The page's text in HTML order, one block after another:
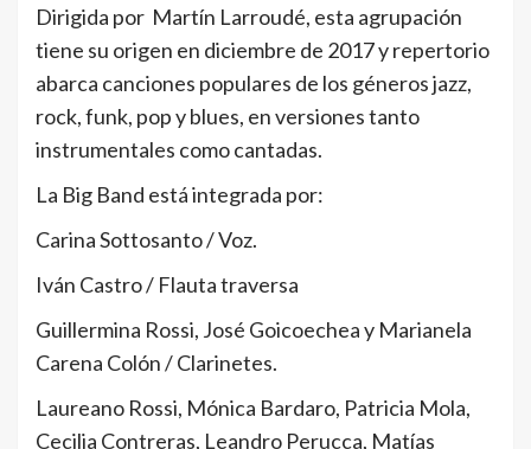
Dirigida por Martín Larroudé, esta agrupación
tiene su origen en diciembre de 2017 y repertorio
abarca canciones populares de los géneros jazz,
rock, funk, pop y blues, en versiones tanto
instrumentales como cantadas.
La Big Band está integrada por:
Carina Sottosanto / Voz.
Iván Castro / Flauta traversa
Guillermina Rossi, José Goicoechea y Marianela
Carena Colón / Clarinetes.
Laureano Rossi, Mónica Bardaro, Patricia Mola,
Cecilia Contreras, Leandro Perucca, Matías